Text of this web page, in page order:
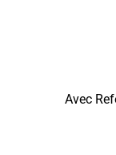
Avec